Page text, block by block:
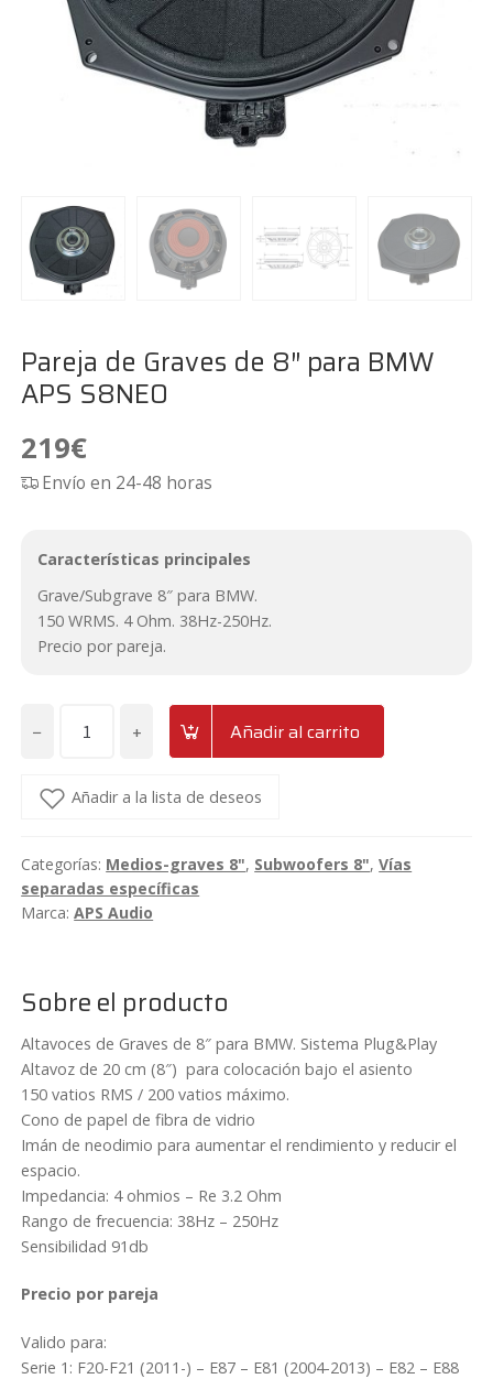
Pareja de Graves de 8″ para BMW
APS S8NEO
219€
Envío en 24-48 horas
Características principales
Grave/Subgrave 8″ para BMW.
150 WRMS. 4 Ohm. 38Hz-250Hz.
Precio por pareja.
−
Graves
8"
para
BMW
cantidad
+ Añadir al carrito
Añadir a la lista de deseos
Categorías: Medios-graves 8", Subwoofers 8",Vías
separadas específicas
Marca:APS Audio
Sobre el producto
Altavoces de Graves de 8″ para BMW. Sistema Plug&Play
Altavoz de 20 cm (8″) para colocación bajo el asiento
150 vatios RMS / 200 vatios máximo.
Cono de papel de fibra de vidrio
Imán de neodimio para aumentar el rendimiento y reducir el
espacio.
Impedancia: 4 ohmios – Re 3.2 Ohm
Rango de frecuencia: 38Hz – 250Hz
Sensibilidad 91db
Precio por pareja
Valido para:
Serie 1: F20-F21 (2011-) – E87 – E81 (2004-2013) – E82 – E88